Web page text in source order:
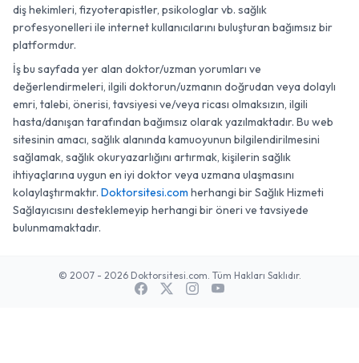
diş hekimleri, fizyoterapistler, psikologlar vb. sağlık
profesyonelleri ile internet kullanıcılarını buluşturan bağımsız bir
platformdur.
İş bu sayfada yer alan doktor/uzman yorumları ve
değerlendirmeleri, ilgili doktorun/uzmanın doğrudan veya dolaylı
emri, talebi, önerisi, tavsiyesi ve/veya ricası olmaksızın, ilgili
hasta/danışan tarafından bağımsız olarak yazılmaktadır. Bu web
sitesinin amacı, sağlık alanında kamuoyunun bilgilendirilmesini
sağlamak, sağlık okuryazarlığını artırmak, kişilerin sağlık
ihtiyaçlarına uygun en iyi doktor veya uzmana ulaşmasını
kolaylaştırmaktır. Doktorsitesi.com herhangi bir Sağlık Hizmeti
Sağlayıcısını desteklemeyip herhangi bir öneri ve tavsiyede
bulunmamaktadır.
© 2007 - 2026 Doktorsitesi.com. Tüm Hakları Saklıdır.